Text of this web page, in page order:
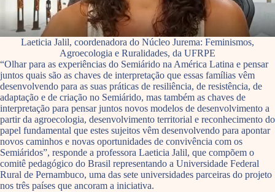
Laeticia Jalil, coordenadora do Núcleo Jurema: Feminismos,
Agroecologia e Ruralidades, da UFRPE
“Olhar para as experiências do Semiárido na América Latina e pensar
juntos quais são as chaves de interpretação que essas famílias vêm
desenvolvendo para as suas práticas de resiliência, de resistência, de
adaptação e de criação no Semiárido, mas também as chaves de
interpretação para pensar juntos novos modelos de desenvolvimento a
partir da agroecologia, desenvolvimento territorial e reconhecimento do
papel fundamental que estes sujeitos vêm desenvolvendo para apontar
novos caminhos e novas oportunidades de convivência com os
Semiáridos”, responde a professora Laeticia Jalil, que compõem o
comitê pedagógico do Brasil representando a Universidade Federal
Rural de Pernambuco, uma das sete universidades parceiras do projeto
nos três países que ancoram a iniciativa.